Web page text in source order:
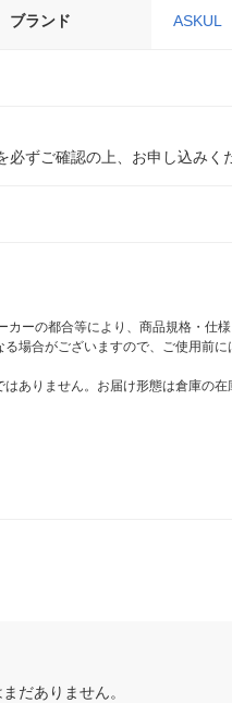
ブランド ASKUL
ずご確認の上、お申し込みく
ーの都合等により、商品規格・仕
場合がございますので、ご使用前
ありません。お届け形態は倉庫の
だありません。